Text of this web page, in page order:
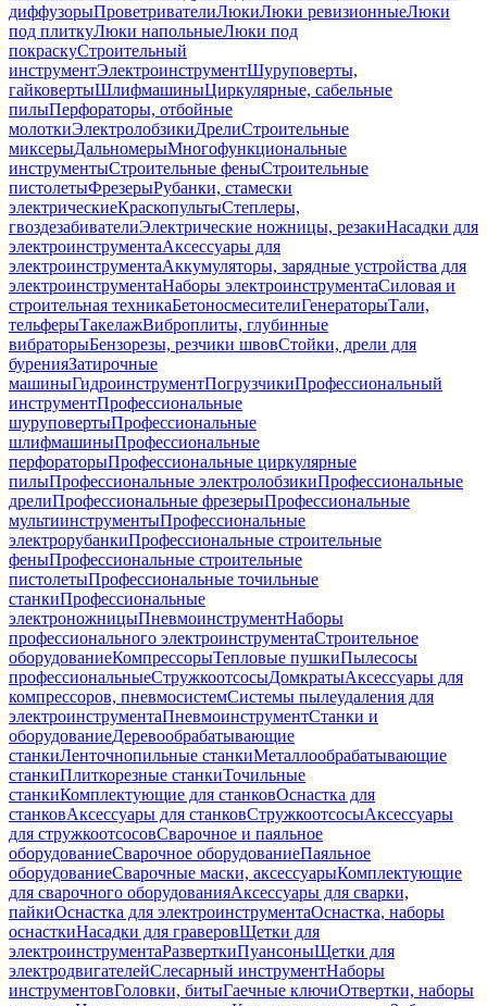
диффузорыПроветривателиЛюкиЛюки ревизионныеЛюки
под плиткуЛюки напольныеЛюки под
покраскуСтроительный
инструментЭлектроинструментШуруповерты,
гайковертыШлифмашиныЦиркулярные, сабельные
пилыПерфораторы, отбойные
молоткиЭлектролобзикиДрелиСтроительные
миксерыДальномерыМногофункциональные
инструментыСтроительные феныСтроительные
пистолетыФрезерыРубанки, стамески
электрическиеКраскопультыСтеплеры,
гвоздезабивателиЭлектрические ножницы, резакиНасадки для
электроинструментаАксессуары для
электроинструментаАккумуляторы, зарядные устройства для
электроинструментаНаборы электроинструментаСиловая и
строительная техникаБетоносмесителиГенераторыТали,
тельферыТакелажВиброплиты, глубинные
вибраторыБензорезы, резчики швовСтойки, дрели для
буренияЗатирочные
машиныГидроинструментПогрузчикиПрофессиональный
инструментПрофессиональные
шуруповертыПрофессиональные
шлифмашиныПрофессиональные
перфораторыПрофессиональные циркулярные
пилыПрофессиональные электролобзикиПрофессиональные
дрелиПрофессиональные фрезерыПрофессиональные
мультиинструментыПрофессиональные
электрорубанкиПрофессиональные строительные
феныПрофессиональные строительные
пистолетыПрофессиональные точильные
станкиПрофессиональные
электроножницыПневмоинструментНаборы
профессионального электроинструментаСтроительное
оборудованиеКомпрессорыТепловые пушкиПылесосы
профессиональныеСтружкоотсосыДомкратыАксессуары для
компрессоров, пневмосистемСистемы пылеудаления для
электроинструментаПневмоинструментСтанки и
оборудованиеДеревообрабатывающие
станкиЛенточнопильные станкиМеталлообрабатывающие
станкиПлиткорезные станкиТочильные
станкиКомплектующие для станковОснастка для
станковАксессуары для станковСтружкоотсосыАксессуары
для стружкоотсосовСварочное и паяльное
оборудованиеСварочное оборудованиеПаяльное
оборудованиеСварочные маски, аксессуарыКомплектующие
для сварочного оборудованияАксессуары для сварки,
пайкиОснастка для электроинструментаОснастка, наборы
оснасткиНасадки для граверовЩетки для
электроинструментаРазверткиПуансоныЩетки для
электродвигателейСлесарный инструментНаборы
инструментовГоловки, битыГаечные ключиОтвертки, наборы